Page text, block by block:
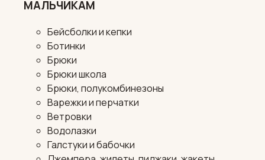
МАЛЬЧИКАМ
Бейсболки и кепки
Ботинки
Брюки
Брюки школа
Брюки, полукомбинезоны
Варежки и перчатки
Ветровки
Водолазки
Галстуки и бабочки